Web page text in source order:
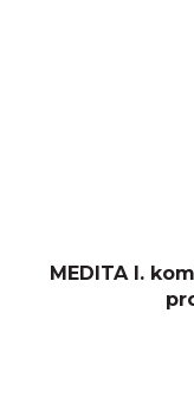
MEDITA I.